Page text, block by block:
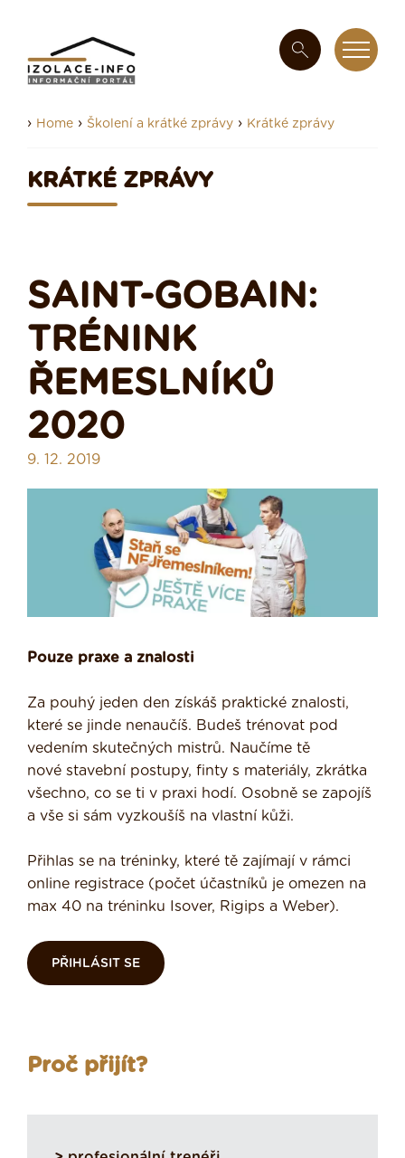
› Home › Školení a krátké zprávy › Krátké zprávy
KRÁTKÉ ZPRÁVY
SAINT-GOBAIN:
TRÉNINK
ŘEMESLNÍKŮ
2020
9. 12. 2019
Pouze praxe a znalosti
Za pouhý jeden den získáš praktické znalosti,
které se jinde nenaučíš. Budeš trénovat pod
vedením skutečných mistrů. Naučíme tě
nové stavební postupy, finty s materiály, zkrátka
všechno, co se ti v praxi hodí. Osobně se zapojíš
a vše si sám vyzkoušíš na vlastní kůži.
Přihlas se na tréninky, které tě zajímají v rámci
online registrace (počet účastníků je omezen na
max 40 na tréninku Isover, Rigips a Weber).
PŘIHLÁSIT SE
Proč přijít?